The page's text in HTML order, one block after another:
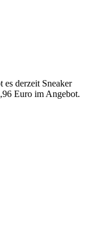
derzeit Sneaker
Euro im Angebot.